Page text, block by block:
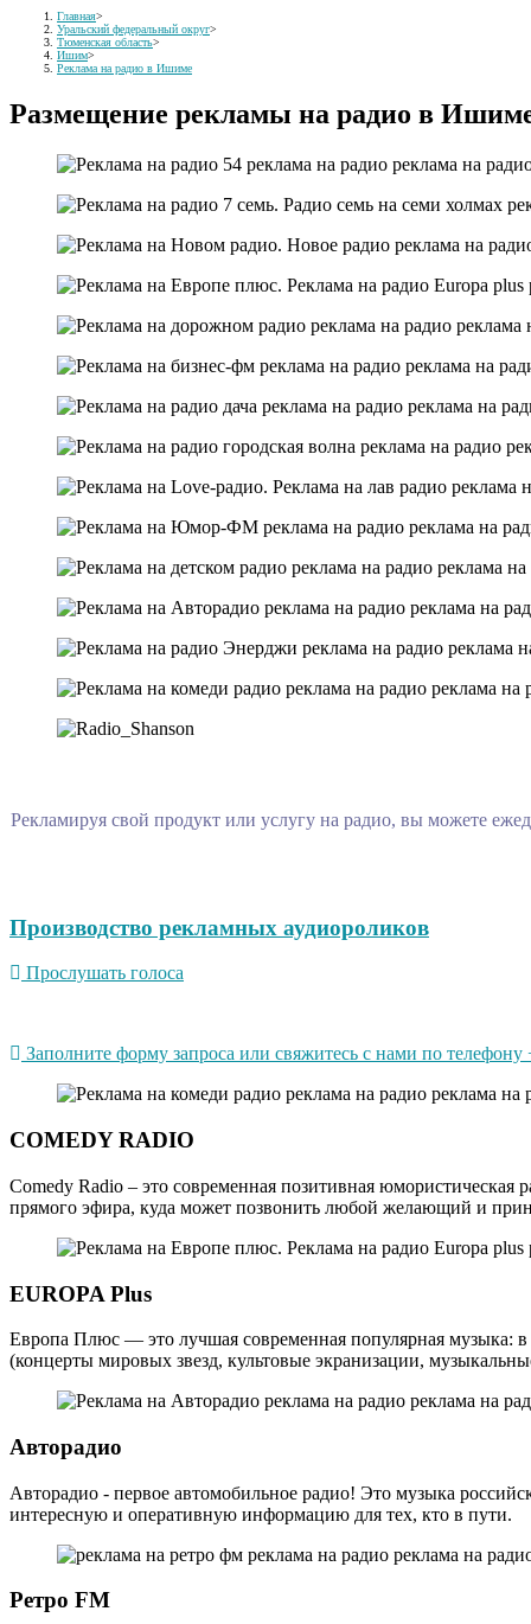
Главная>
Уральский федеральный округ>
Тюменская область>
Ишим>
Реклама на радио в Ишиме
Размещение рекламы на радио в
Рекламируя свой продукт или услугу на радио, вы можете
Производство рекламных аудиороликов
Прослушать голоса
Заполните форму запроса или свяжитесь с нами по
COMEDY RADIO
Comedy Radio – это современная позитивная
прямого эфира, куда может позвонить любой желающий и
EUROPA Plus
Европа Плюс — это лучшая современная популярная музыка:
(концерты мировых звезд, культовые экранизации,
Авторадио
Авторадио - первое автомобильное радио! Это музыка
интересную и оперативную информацию для тех, кто в пути.
Ретро FM